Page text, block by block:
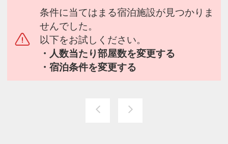
条件に当てはまる宿泊施設が見つかりま
せんでした。
以下をお試しください。
・人数当たり部屋数を変更する
・宿泊条件を変更する